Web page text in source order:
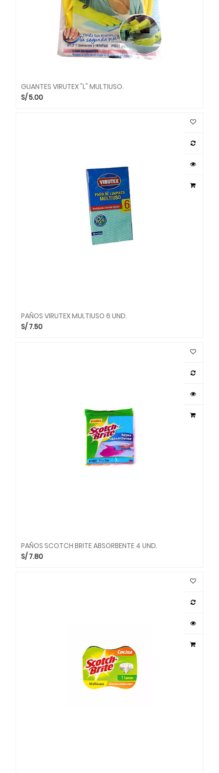
GUANTES VIRUTEX "L" MULTIUSO.
S/5.00
PAÑOS VIRUTEX MULTIUSO 6 UND.
S/ 7.50
PAÑOS SCOTCH BRITE ABSORBENTE 4 UND.
S/ 7.80